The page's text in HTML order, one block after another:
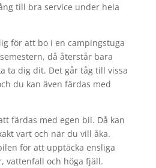
till bra service under hela
för att bo i en campingstuga
då återstår bara
ta dig dit. Det går tåg till vissa
du kan även färdas med
färdas med egen bil. Då kan
vart och när du vill åka.
för att upptäcka ensliga
vattenfall och höga fjäll.